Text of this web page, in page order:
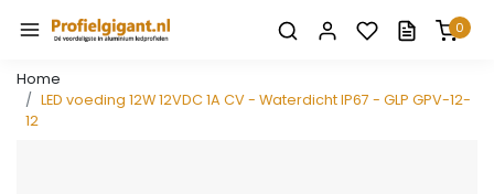
0
Home
LED voeding 12W 12VDC 1A CV - Waterdicht IP67 - GLP GPV-12-
12